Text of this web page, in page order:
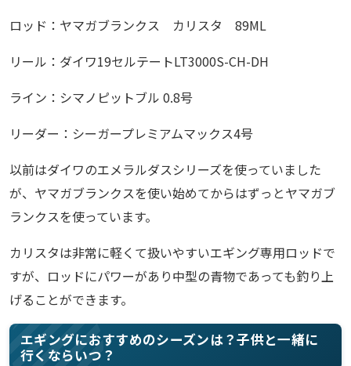
ロッド：ヤマガブランクス カリスタ 89ML
リール：ダイワ19セルテートLT3000S-CH-DH
ライン：シマノピットブル 0.8号
リーダー：シーガープレミアムマックス4号
以前はダイワのエメラルダスシリーズを使っていました
が、ヤマガブランクスを使い始めてからはずっとヤマガブ
ランクスを使っています。
カリスタは非常に軽くて扱いやすいエギング専用ロッドで
すが、ロッドにパワーがあり中型の青物であっても釣り上
げることができます。
エギングにおすすめのシーズンは？子供と一緒に
行くならいつ？